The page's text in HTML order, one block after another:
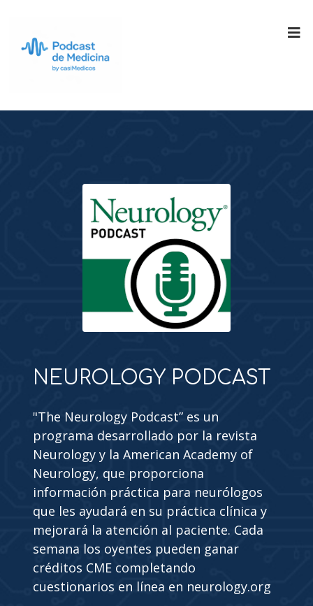
NEUROLOGY PODCAST
"The Neurology Podcast” es un
programa desarrollado por la revista
Neurology y la American Academy of
Neurology, que proporciona
información práctica para neurólogos
que les ayudará en su práctica clínica y
mejorará la atención al paciente. Cada
semana los oyentes pueden ganar
créditos CME completando
cuestionarios en línea en neurology.org